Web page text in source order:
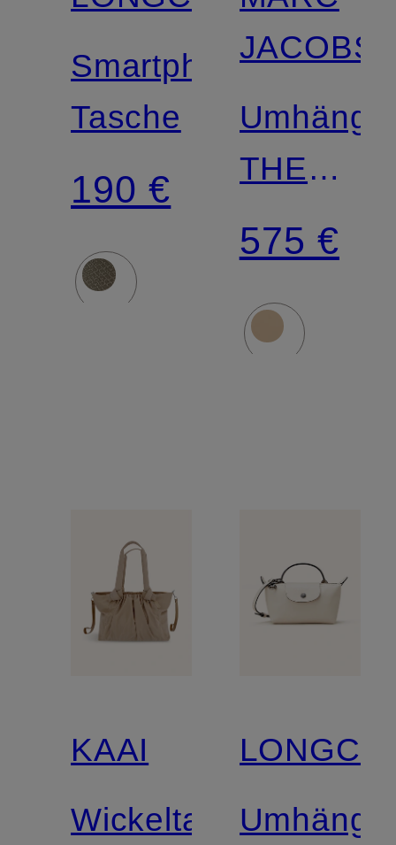
Smartphone-
Tasche
190 €
JACOBS
THE
SCENE
575 €
KAAI
Wickeltasche